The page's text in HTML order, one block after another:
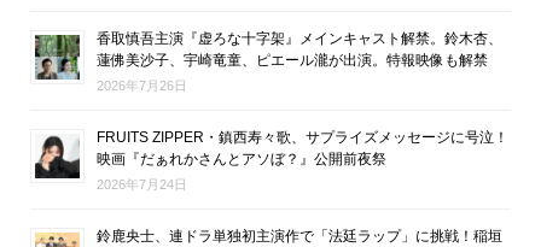
香取慎吾主演『虚ろな十字架』メインキャスト解禁。鈴木杏、
蓮佛美沙子、宇崎竜童、ピエール瀧が出演。特報映像も解禁
2026年7月26日
FRUITS ZIPPER・鎮西寿々歌、サプライズメッセージに号泣！
映画『だぁれかさんとアソぼ？』公開前夜祭
2026年7月24日
鈴鹿央士、連ドラ単独初主演作で「法廷ラップ」に挑戦！稲垣